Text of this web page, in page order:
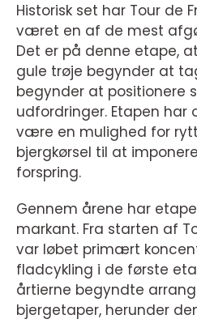
Historisk set har Tour de
været en af de mest
Det er på denne etape,
gule trøje begynder at
begynder at positionere
udfordringer. Etapen
være en mulighed for
bjergkørsel til at
forspring.
Gennem årene har
markant. Fra starten af
var løbet primært
fladcykling i de første
årtierne begyndte
bjergetaper, herunder